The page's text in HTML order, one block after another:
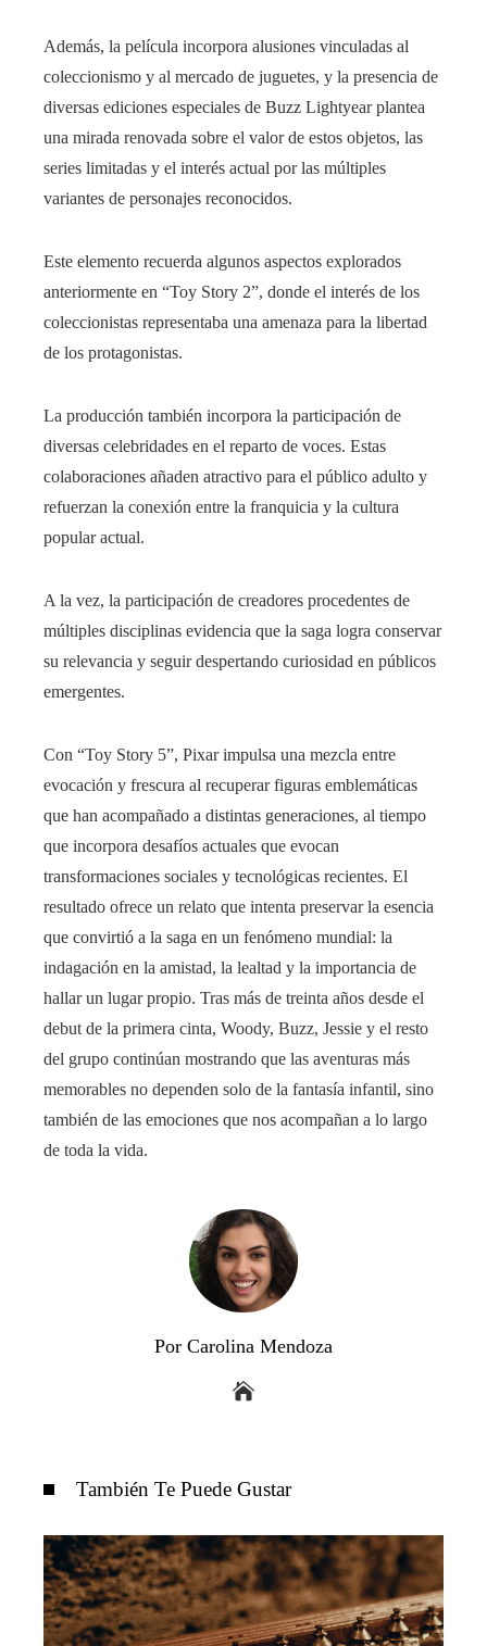
Además, la película incorpora alusiones vinculadas al
coleccionismo y al mercado de juguetes, y la presencia de
diversas ediciones especiales de Buzz Lightyear plantea
una mirada renovada sobre el valor de estos objetos, las
series limitadas y el interés actual por las múltiples
variantes de personajes reconocidos.
Este elemento recuerda algunos aspectos explorados
anteriormente en “Toy Story 2”, donde el interés de los
coleccionistas representaba una amenaza para la libertad
de los protagonistas.
La producción también incorpora la participación de
diversas celebridades en el reparto de voces. Estas
colaboraciones añaden atractivo para el público adulto y
refuerzan la conexión entre la franquicia y la cultura
popular actual.
A la vez, la participación de creadores procedentes de
múltiples disciplinas evidencia que la saga logra conservar
su relevancia y seguir despertando curiosidad en públicos
emergentes.
Con “Toy Story 5”, Pixar impulsa una mezcla entre
evocación y frescura al recuperar figuras emblemáticas
que han acompañado a distintas generaciones, al tiempo
que incorpora desafíos actuales que evocan
transformaciones sociales y tecnológicas recientes. El
resultado ofrece un relato que intenta preservar la esencia
que convirtió a la saga en un fenómeno mundial: la
indagación en la amistad, la lealtad y la importancia de
hallar un lugar propio. Tras más de treinta años desde el
debut de la primera cinta, Woody, Buzz, Jessie y el resto
del grupo continúan mostrando que las aventuras más
memorables no dependen solo de la fantasía infantil, sino
también de las emociones que nos acompañan a lo largo
de toda la vida.
Por Carolina Mendoza
También Te Puede Gustar